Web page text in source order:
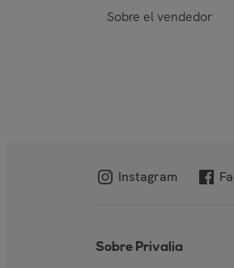
Sobre el vendedor
Instagram
Sobre Privalia